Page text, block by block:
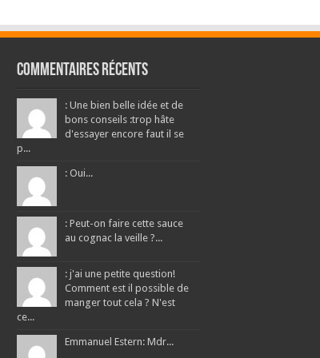
Commentaires récents
: Une bien belle idée et de
bons conseils :trop hâte
d'essayer encore faut il se
p...
: Oui...
: Peut-on faire cette sauce
au cognac la veille ?...
: j'ai une petite question!
Comment est il possible de
manger tout cela ? N'est
ce...
Emmanuel Estern: Mdr...